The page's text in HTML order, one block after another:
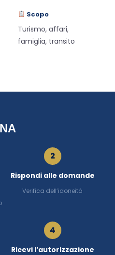
Scopo
Turismo, affari,
famiglia, transito
2
Rispondi alle domande
Verifica dell’idoneità
4
Ricevi l’autorizzazione